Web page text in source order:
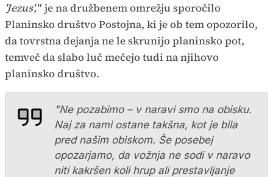
'Jezus'," je na družbenem omrežju sporočilo
Planinsko društvo Postojna, ki je ob tem opozorilo,
da tovrstna dejanja ne le skrunijo planinsko pot,
temveč da slabo luč mečejo tudi na njihovo
planinsko društvo.
"Ne pozabimo – v naravi smo na obisku.
Naj za nami ostane takšna, kot je bila
pred našim obiskom. Še posebej
opozarjamo, da vožnja ne sodi v naravo
niti kakršen koli hrup ali prestavljanje